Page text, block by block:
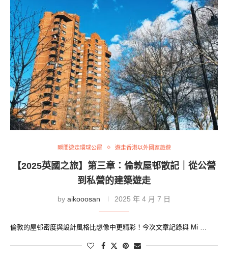
瞬間遊走環球公屋 遊走香港以外國家旅遊
【2025英國之旅】第三章：倫敦屋邨散記｜從公營
到私營的建築遊走
by aikooosan 2025 年 4 月 7 日
倫敦的屋邨密度與設計風格比想像中更精彩！今次文章記錄與 Mi …